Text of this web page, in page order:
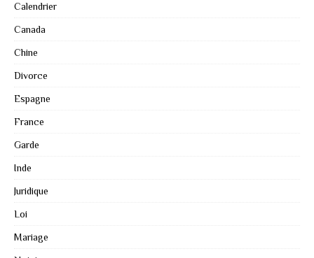
Calendrier
Canada
Chine
Divorce
Espagne
France
Garde
Inde
Juridique
Loi
Mariage